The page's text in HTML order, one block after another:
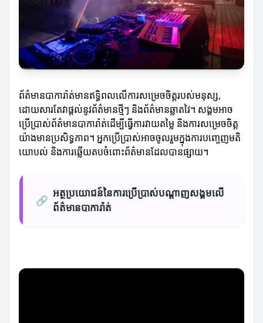
ព័ត៌មានបាការ៉ាត់មានឥទ្ធិពលលើការសម្រេចចិត្តរបស់មនុស្ស,
ដោយសារតែវាផ្តល់នូវព័ត៌មានថ្មីៗ និងព័ត៌មានឆ្លាតវៃ។ សង្គមអាច
ប្រើប្រាស់ព័ត៌មានបាការ៉ាត់ដើម្បីធ្វើការវាយតម្លៃ និងការសម្រេចចិត្ត
យ៉ាងមានប្រសិទ្ធភាព។ អ្នកប្រើប្រាស់អាចចូលរួមក្នុងការបញ្ចេញមតិ
យោបល់ និងការឆ្លើយតបចំពោះព័ត៌មានដែលបានផ្សាយ។
🔗
អត្ថប្រយោជន៍នៃការប្រើប្រាស់បណ្តាញសង្គមលើ
ព័ត៌មានបាការ៉ាត់